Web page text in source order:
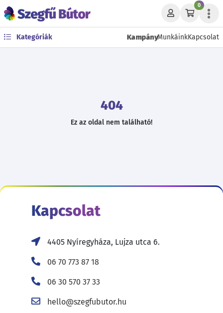
0
Kategóriák KampányMunkáinkKapcsolat
404
Ez az oldal nem található!
Kapcsolat
4405 Nyíregyháza, Lujza utca 6.
06 70 773 87 18
06 30 570 37 33
hello@szegfubutor.hu